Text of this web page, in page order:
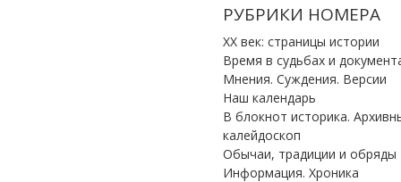
РУБРИКИ НОМЕРА
ХХ век: страницы истории
Время в судьбах и
Мнения. Суждения. Версии
Наш календарь
В блокнот историка.
калейдоскоп
Обычаи, традиции и обряды
Информация. Хроника